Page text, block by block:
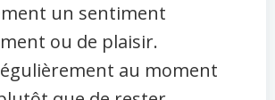
un sentiment
ou de plaisir.
au moment